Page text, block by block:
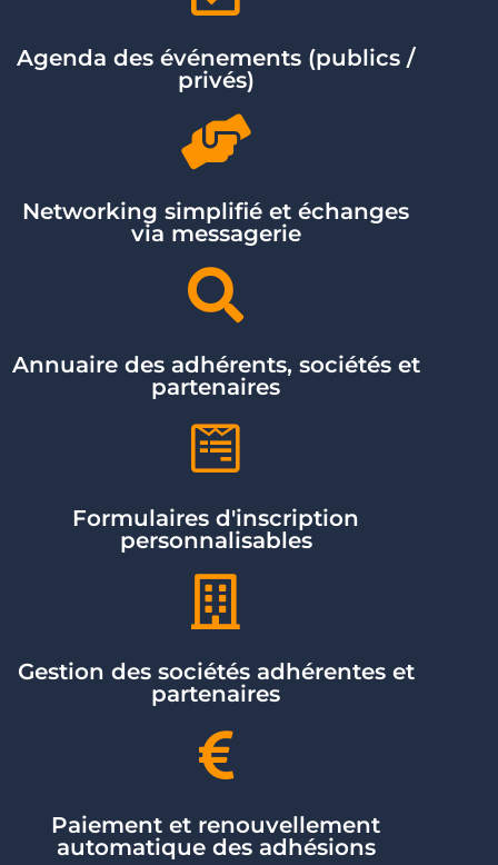
Agenda des événements (publics /
privés)
Networking simplifié et échanges
via messagerie
Annuaire des adhérents, sociétés et
partenaires
Formulaires d'inscription
personnalisables
Gestion des sociétés adhérentes et
partenaires
Paiement et renouvellement
automatique des adhésions